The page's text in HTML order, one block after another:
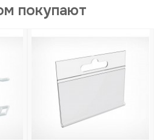
покупают